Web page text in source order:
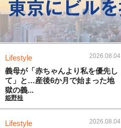
Lifestyle 2026.08.04
義母が「赤ちゃんより私を優先し
て」と…産後6か月で始まった地
獄の義...
姫野桂
Lifestyle 2026.08.04